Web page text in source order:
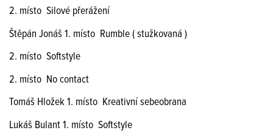
2. místo Silové přerážení
Štěpán Jonáš 1. místo Rumble ( stužkovaná )
2. místo Softstyle
2. místo No contact
Tomáš Hložek 1. místo Kreativní sebeobrana
Lukáš Bulant 1. místo Softstyle